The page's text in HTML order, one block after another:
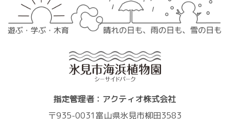
指定管理者：アクティオ株式会社
〒935-0031富山県氷見市柳田3583